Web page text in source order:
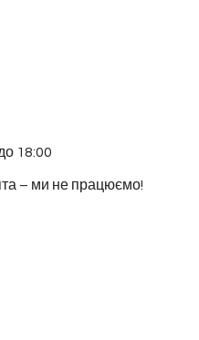
18:00
– ми не працюємо!